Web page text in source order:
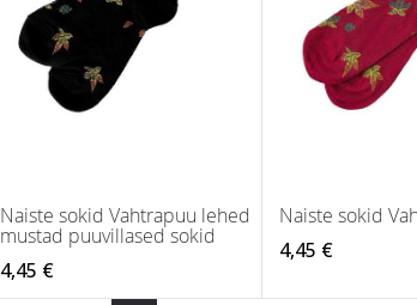
Naiste sokid Vahtrapuu lehed
mustad puuvillased sokid
4,45 €
Naiste sokid
4,45 €